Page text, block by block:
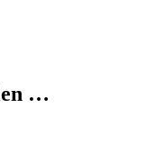
…